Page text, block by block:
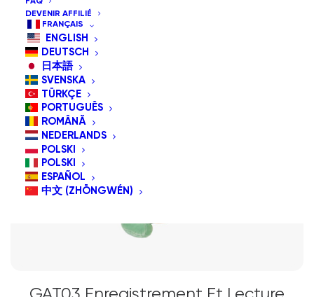
DEVENIR AFFILIÉ
FRANÇAIS
ENGLISH
DEUTSCH
日本語
SVENSKA
TÜRKÇE
PORTUGUÊS
ROMÂNĂ
NEDERLANDS
POLSKI
POLSKI
ESPAÑOL
中文 (ZHŌNGWÉN)